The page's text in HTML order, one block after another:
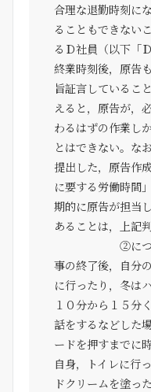
合理な退勤時刻に
ることもできない
るＤ社員（以下「
終業時刻後，原告
旨証言しているこ
えると，原告が，
わるはずの作業し
とはできない。な
提出した，原告作
に要する労働時間
期的に原告が担当
あることは，上記
②について，
事の終了後，自分
に行ったり，冬は
１０分から１５分
話をするなどした
ードを押すまでに
自身，トイレに行
ドクリームを塗っ